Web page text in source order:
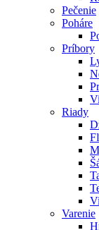
Pečenie
Poháre
Príbory
Riady
Varenie